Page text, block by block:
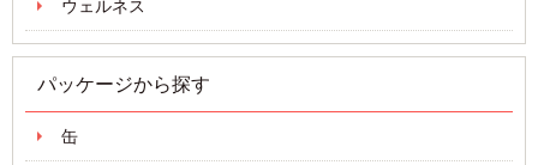
ウェルネス
パッケージから探す
缶